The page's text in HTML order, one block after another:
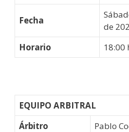
Fecha
de
Horario
18:00
EQUIPO ARBITRAL
Árbitro
Pablo